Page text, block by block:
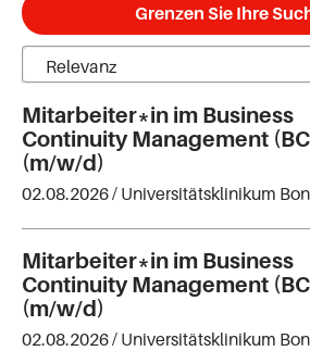
Grenzen Sie Ihre
Mitarbeiter*in im Business
Continuity Management
(m/w/d)
02.08.2026 / Universitätsklinikum
Mitarbeiter*in im Business
Continuity Management
(m/w/d)
02.08.2026 / Universitätsklinikum